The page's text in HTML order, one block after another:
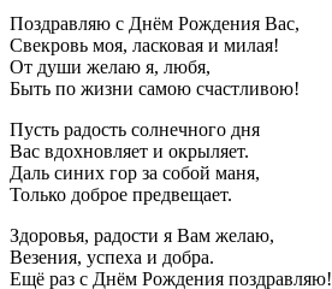
Поздравляю с Днём Рождения Вас,
Свекровь моя, ласковая и милая!
От души желаю я, любя,
Быть по жизни самою счастливою!
Пусть радость солнечного дня
Вас вдохновляет и окрыляет.
Даль синих гор за собой маня,
Только доброе предвещает.
Здоровья, радости я Вам желаю,
Везения, успеха и добра.
Ещё раз с Днём Рождения поздравляю!